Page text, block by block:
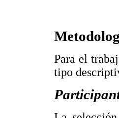
Para el
tipo